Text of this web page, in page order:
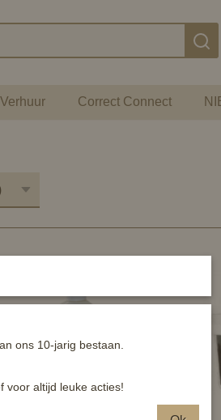
Correct Connect
ons 10-jarig bestaan.
voor altijd leuke acties!